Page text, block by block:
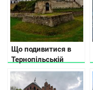
Що подивитися в
Тернопільській
області